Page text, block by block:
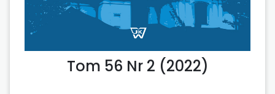
Tom 56 Nr 2 (2022)